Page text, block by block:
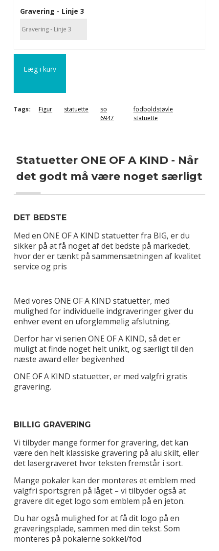
Gravering - Linje 3
Læg i kurv
Tags: Figur statuette
so
6947
fodboldstøvle
statuette
Statuetter ONE OF A KIND - Når
det godt må være noget særligt
DET BEDSTE
Med en ONE OF A KIND statuetter fra BIG, er du
sikker på at få noget af det bedste på markedet,
hvor der er tænkt på sammensætningen af kvalitet
service og pris
Med vores ONE OF A KIND statuetter, med
mulighed for individuelle indgraveringer giver du
enhver event en uforglemmelig afslutning.
Derfor har vi serien ONE OF A KIND, så det er
muligt at finde noget helt unikt, og særligt til den
næste award eller begivenhed
ONE OF A KIND statuetter, er med valgfri gratis
gravering.
BILLIG GRAVERING
Vi tilbyder mange former for gravering, det kan
være den helt klassiske gravering på alu skilt, eller
det lasergraveret hvor teksten fremstår i sort.
Mange pokaler kan der monteres et emblem med
valgfri sportsgren på låget – vi tilbyder også at
gravere dit eget logo som emblem på en jeton.
Du har også mulighed for at få dit logo på en
graveringsplade, sammen med din tekst. Som
monteres på pokalerne sokkel/fod